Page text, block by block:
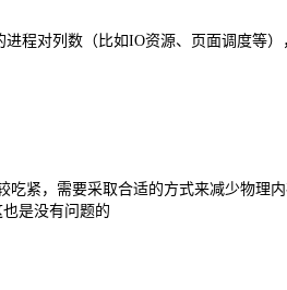
程对列数（比如IO资源、页面调度等）
吃紧，需要采取合适的方式来减少物理
也是没有问题的